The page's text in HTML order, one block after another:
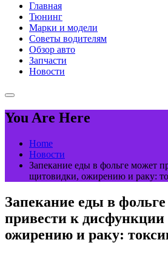
Главная
Тюнинг
Марки и модели
Советы водителям
Обзор авто
Запчасти
Новости
You Are Here
Home
Новости
Запекание еды в фольге может
щитовидки, ожирению и раку:
Запекание еды в
привести к
ожирению и раку: